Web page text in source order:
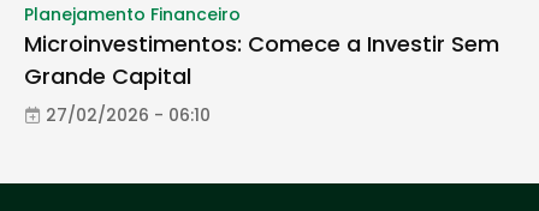
Planejamento Financeiro
Microinvestimentos: Comece a Investir Sem
Grande Capital
27/02/2026 - 06:10